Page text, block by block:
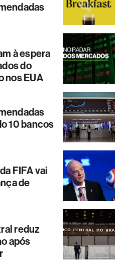
à espera
do
nos EUA
10 bancos
FIFA vai
de
reduz
após